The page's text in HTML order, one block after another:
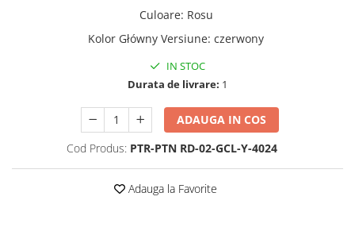
Culoare: Rosu
Kolor Główny Versiune: czerwony
IN STOC
Durata de livrare: 1
ADAUGA IN COS
Cod Produs: PTR-PTN RD-02-GCL-Y-4024
Adauga la Favorite